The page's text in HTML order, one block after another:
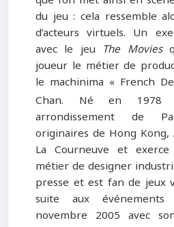
du jeu : cela ressemble
d’acteurs virtuels. Un
avec le jeu The Movies
joueur le métier de
le machinima « French
Chan. Né en
arrondissement de
originaires de Hong
La Courneuve et
métier de designer
presse et est fan de jeux
suite aux
novembre 2005 avec